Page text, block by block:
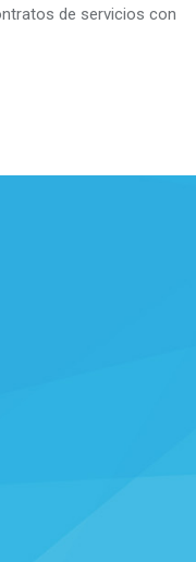
de servicios con